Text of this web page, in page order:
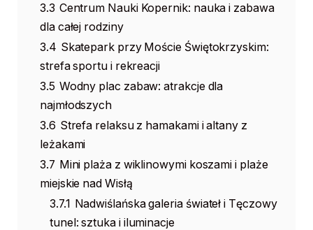
3.3 Centrum Nauki Kopernik: nauka i zabawa
dla całej rodziny
3.4 Skatepark przy Moście Świętokrzyskim:
strefa sportu i rekreacji
3.5 Wodny plac zabaw: atrakcje dla
najmłodszych
3.6 Strefa relaksu z hamakami i altany z
leżakami
3.7 Mini plaża z wiklinowymi koszami i plaże
miejskie nad Wisłą
3.7.1 Nadwiślańska galeria świateł i Tęczowy
tunel: sztuka i iluminacje